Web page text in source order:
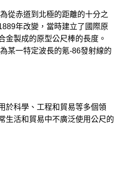
從赤道到北極的距離的十分之
年改變，當時建立了國際原
金製成的原型公尺棒的長度。
某一特定波長的氪-86發射線的
於科學、工程和貿易等多個領
生活和貿易中不廣泛使用公尺的